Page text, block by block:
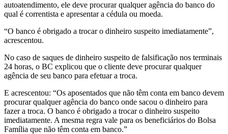
autoatendimento, ele deve procurar qualquer agência do banco do
qual é correntista e apresentar a cédula ou moeda.
“O banco é obrigado a trocar o dinheiro suspeito imediatamente”,
acrescentou.
No caso de saques de dinheiro suspeito de falsificação nos terminais
24 horas, o BC explicou que o cliente deve procurar qualquer
agência de seu banco para efetuar a troca.
E acrescentou: “Os aposentados que não têm conta em banco devem
procurar qualquer agência do banco onde sacou o dinheiro para
fazer a troca. O banco é obrigado a trocar o dinheiro suspeito
imediatamente. A mesma regra vale para os beneficiários do Bolsa
Família que não têm conta em banco.”